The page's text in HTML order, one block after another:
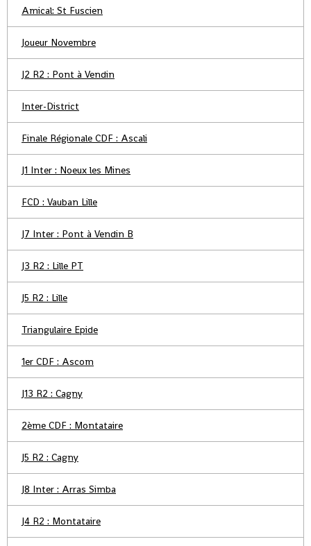
Amical: St Fuscien
Joueur Novembre
J2 R2 : Pont à Vendin
Inter-District
Finale Régionale CDF : Ascali
J1 Inter : Noeux les Mines
FCD : Vauban Lille
J7 Inter : Pont à Vendin B
J3 R2 : Lille PT
J5 R2 : Lille
Triangulaire Epide
1er CDF : Ascom
J13 R2 : Cagny
2ème CDF : Montataire
J5 R2 : Cagny
J8 Inter : Arras Simba
J4 R2 : Montataire